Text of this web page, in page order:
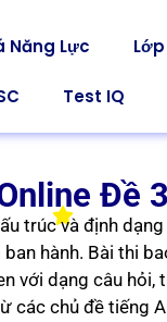
Năng Lực Lớp
Test IQ
Đề
trúc và định
hành. Bài thi
với dạng câu
các chủ đề tiếng